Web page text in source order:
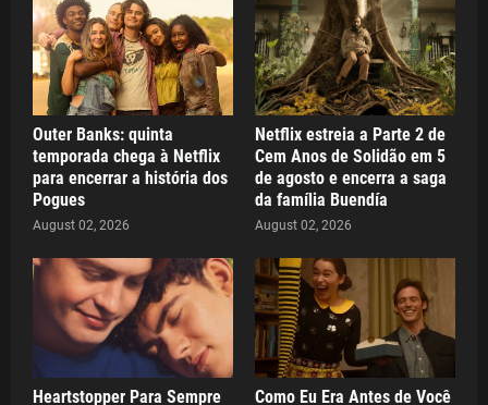
Outer Banks: quinta
temporada chega à Netflix
para encerrar a história dos
Pogues
August 02, 2026
Netflix estreia a Parte 2 de
Cem Anos de Solidão em 5
de agosto e encerra a saga
da família Buendía
August 02, 2026
Heartstopper Para Sempre
Como Eu Era Antes de Você